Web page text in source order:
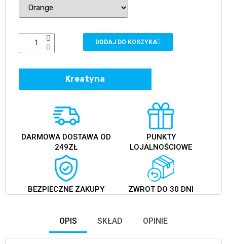
DODAJ DO KOSZYKA
Kreatyna
DARMOWA DOSTAWA OD
249ZŁ
PUNKTY
LOJALNOŚCIOWE
BEZPIECZNE ZAKUPY ZWROT DO 30 DNI
OPIS SKŁAD OPINIE